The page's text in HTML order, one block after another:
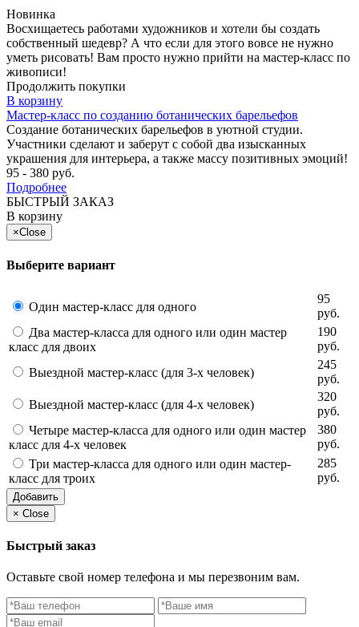
Новинка
Восхищаетесь работами художников и хотели бы создать
собственный шедевр? А что если для этого вовсе не нужно
уметь рисовать! Вам просто нужно прийти на мастер-класс по
живописи!
Продолжить покупки
В корзину
Мастер-класс по созданию ботанических барельефов
Создание ботанических барельефов в уютной студии.
Участники сделают и заберут с собой два изысканных
украшения для интерьера, а также массу позитивных эмоций!
95 - 380 руб.
Подробнее
БЫСТРЫЙ ЗАКАЗ
В корзину
×Close
Выберите вариант
Один мастер-класс для одного
95
руб.
Два мастер-класса для одного или один мастер
класс для двоих
190
руб.
Выездной мастер-класс (для 3-х человек)
245
руб.
Выездной мастер-класс (для 4-х человек)
320
руб.
Четыре мастер-класса для одного или один мастер
класс для 4-х человек
380
руб.
Три мастер-класса для одного или один мастер-
класс для троих
285
руб.
Добавить
× Close
Быстрый заказ
Оставьте свой номер телефона и мы перезвоним вам.